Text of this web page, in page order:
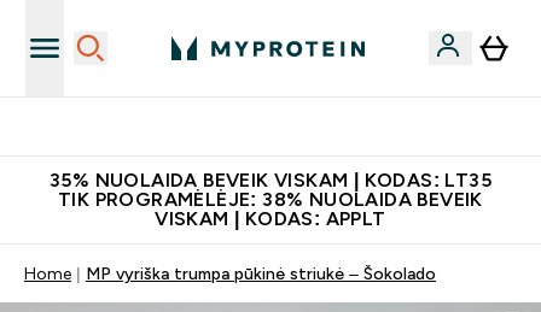
35% NUOLAIDA BEVEIK VISKAM | KODAS: LT35
TIK PROGRAMĖLĖJE: 38% NUOLAIDA BEVEIK
VISKAM | KODAS: APPLT
Home MP vyriška trumpa pūkinė striukė – Šokolado